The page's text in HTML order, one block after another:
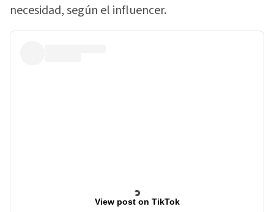
necesidad, según el influencer.
View post on TikTok